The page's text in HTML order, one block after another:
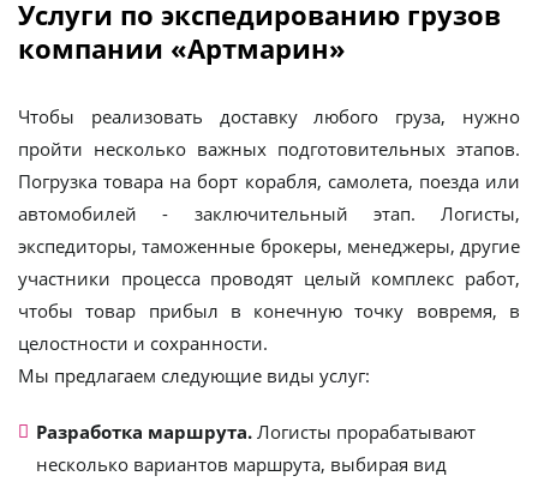
Услуги по экспедированию грузов
компании «Артмарин»
Чтобы реализовать доставку любого груза, нужно
пройти несколько важных подготовительных этапов.
Погрузка товара на борт корабля, самолета, поезда или
автомобилей - заключительный этап. Логисты,
экспедиторы, таможенные брокеры, менеджеры, другие
участники процесса проводят целый комплекс работ,
чтобы товар прибыл в конечную точку вовремя, в
целостности и сохранности.
Мы предлагаем следующие виды услуг:
Разработка маршрута. Логисты прорабатывают
несколько вариантов маршрута, выбирая вид